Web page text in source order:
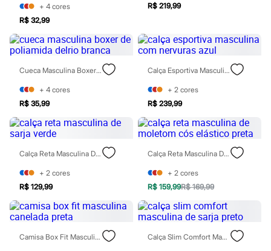
Personagens
Plus size
Blusas e Camisetas
Calças
Casacos e Jaquetas
Jeans
Moda esportiva
Shorts e Saias
Vestidos
Masculino
Em alta
Dia dos Pais
Inverno
Novidades
Roupas
Bermudas
Camisas
Calças
Camisetas e Regatas
Casacos e Jaquetas
Polos
+ 4 cores
R$ 32,99
R$ 219,99
Cueca Masculina Boxer De Poliamida Delrio Branca
+ 4 cores
R$ 35,99
Calça Esportiva Masculina Com Nervuras Azul
+ 2 cores
R$ 239,99
Calça Reta Masculina De Sarja Verde
+ 2 cores
R$ 129,99
Calça Reta Masculina De Moletom Cós Elástico Preta
+ 2 cores
R$ 159,99R$ 169,99
Camisa Box Fit Masculina Canelada Preta Calça Slim Comfort Masculina De Sarja Preto